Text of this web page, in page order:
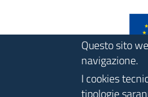
Questo sito
navigazione.
I cookies
tipologie